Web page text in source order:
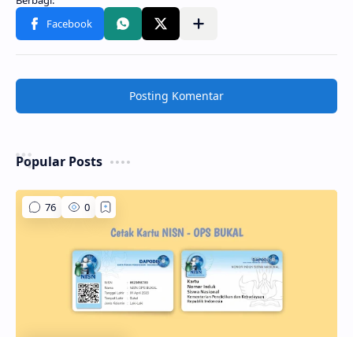
Posting Komentar
Popular Posts